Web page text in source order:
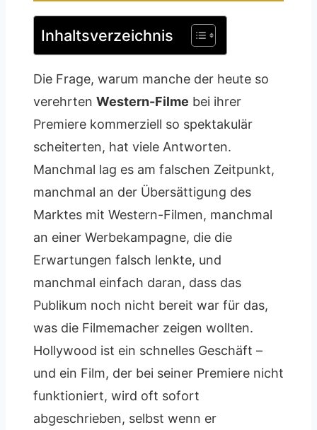
Inhaltsverzeichnis
Die Frage, warum manche der heute so
verehrten Western-Filme bei ihrer
Premiere kommerziell so spektakulär
scheiterten, hat viele Antworten.
Manchmal lag es am falschen Zeitpunkt,
manchmal an der Übersättigung des
Marktes mit Western-Filmen, manchmal
an einer Werbekampagne, die die
Erwartungen falsch lenkte, und
manchmal einfach daran, dass das
Publikum noch nicht bereit war für das,
was die Filmemacher zeigen wollten.
Hollywood ist ein schnelles Geschäft –
und ein Film, der bei seiner Premiere nicht
funktioniert, wird oft sofort
abgeschrieben, selbst wenn er